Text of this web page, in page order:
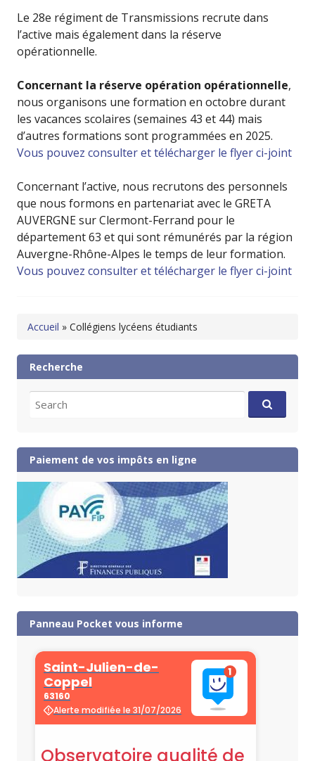
Le 28e régiment de Transmissions recrute dans
l’active mais également dans la réserve
opérationnelle.
Concernant la réserve opération opérationnelle,
nous organisons une formation en octobre durant
les vacances scolaires (semaines 43 et 44) mais
d’autres formations sont programmées en 2025.
Vous pouvez consulter et télécharger le flyer ci-joint
Concernant l’active, nous recrutons des personnels
que nous formons en partenariat avec le GRETA
AUVERGNE sur Clermont-Ferrand pour le
département 63 et qui sont rémunérés par la région
Auvergne-Rhône-Alpes le temps de leur formation.
Vous pouvez consulter et télécharger le flyer ci-joint
Accueil » Collégiens lycéens étudiants
Recherche
for:
Paiement de vos impôts en ligne
Panneau Pocket vous informe